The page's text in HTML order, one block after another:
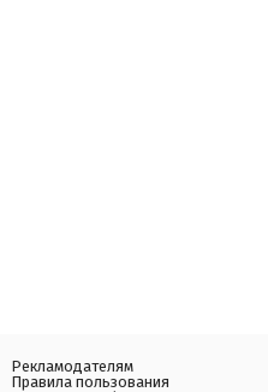
Рекламодателям
Правила пользования